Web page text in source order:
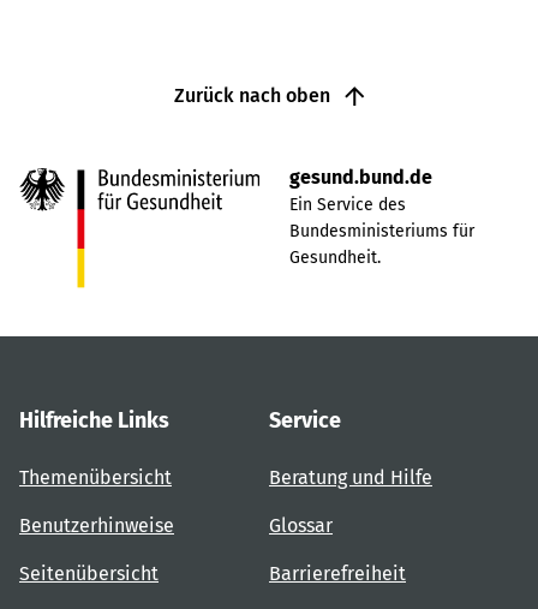
Zurück nach oben
gesund.bund.de
Ein Service des
Bundesministeriums für
Gesundheit.
Hilfreiche Links
Themenübersicht
Benutzerhinweise
Seitenübersicht
Service
Beratung und Hilfe
Glossar
Barrierefreiheit